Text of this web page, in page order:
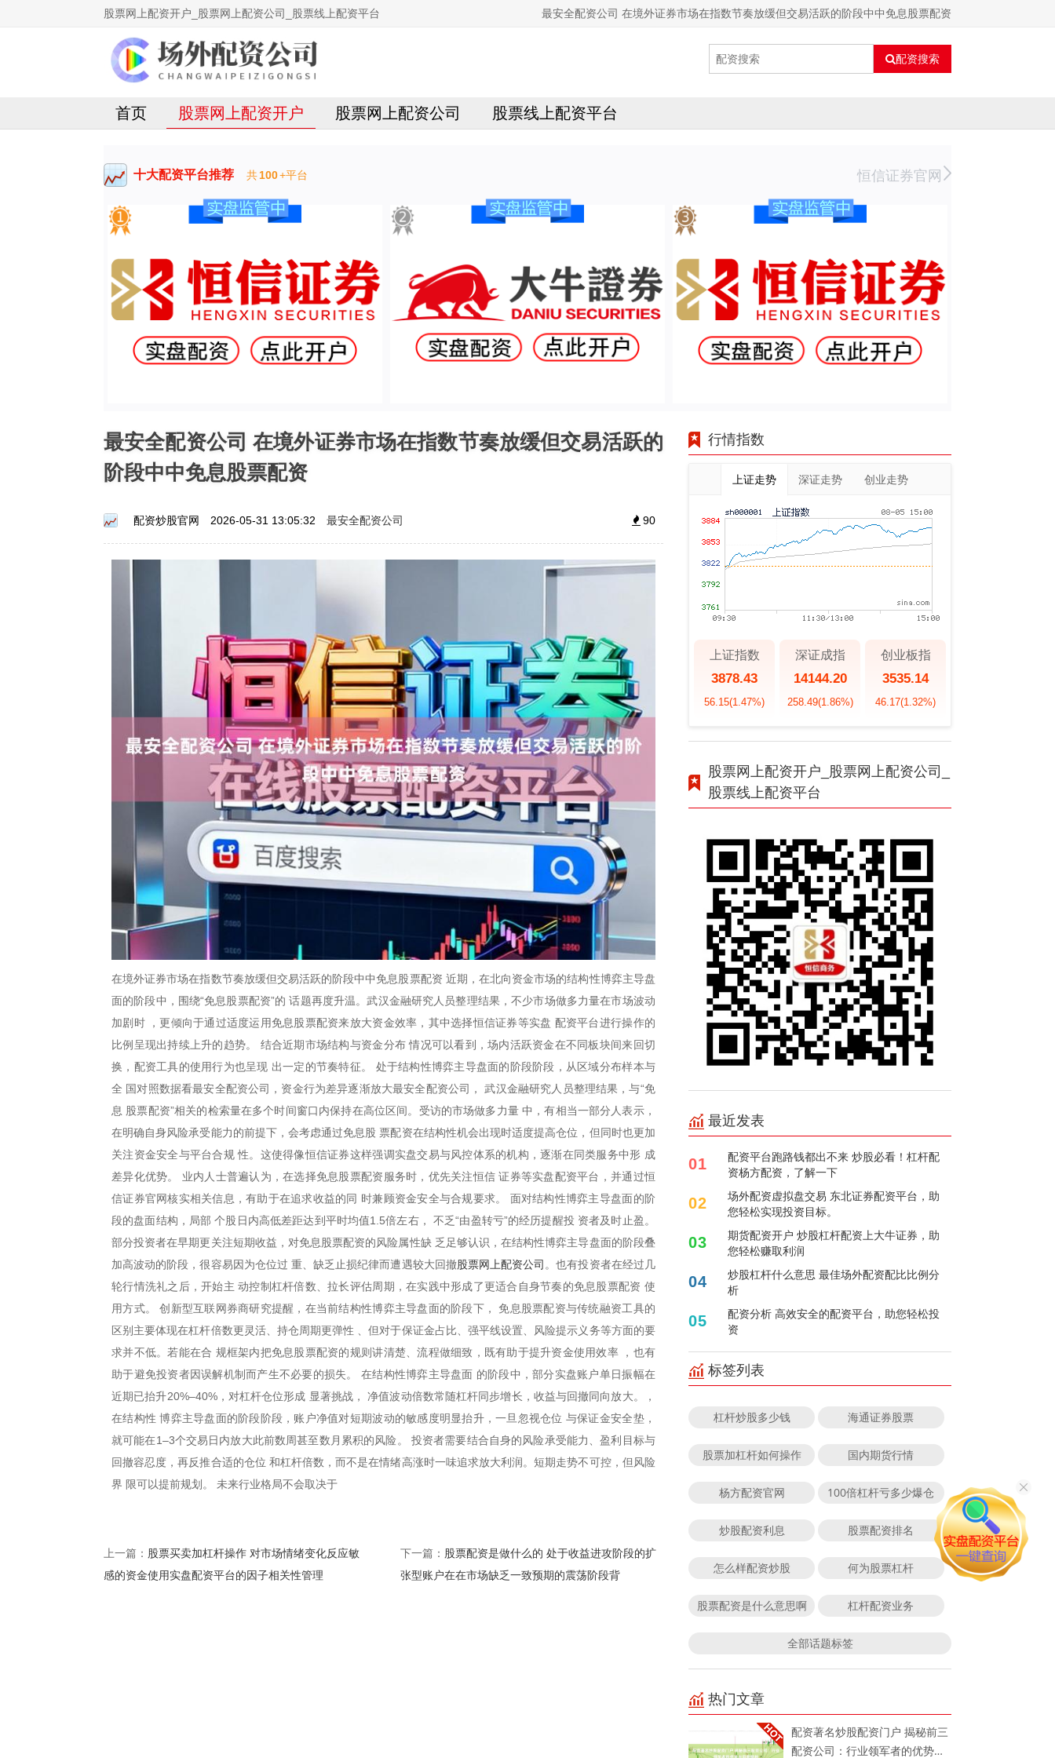
股票网上配资开户_股票网上配资公司_股票线上配资平台 最安全配资公司 在境外证券市场在指数节奏放缓但交易活跃的阶段中中免息股票配资
配资搜索
首页 股票网上配资开户 股票网上配资公司 股票线上配资平台
十大配资平台推荐 共100+平台 恒信证券官网
最安全配资公司 在境外证券市场在指数节奏放缓但交易活跃的
阶段中中免息股票配资
配资炒股官网 2026-05-31 13:05:32 最安全配资公司 90
在境外证券市场在指数节奏放缓但交易活跃的阶段中中免息股票配资 近期，在北向资金市场的结构性博弈主导盘
面的阶段中，围绕“免息股票配资”的 话题再度升温。武汉金融研究人员整理结果，不少市场做多力量在市场波动
加剧时 ，更倾向于通过适度运用免息股票配资来放大资金效率，其中选择恒信证券等实盘 配资平台进行操作的
比例呈现出持续上升的趋势。 结合近期市场结构与资金分布 情况可以看到，场内活跃资金在不同板块间来回切
换，配资工具的使用行为也呈现 出一定的节奏特征。 处于结构性博弈主导盘面的阶段阶段，从区域分布样本与
全 国对照数据看最安全配资公司，资金行为差异逐渐放大最安全配资公司， 武汉金融研究人员整理结果，与“免
息 股票配资”相关的检索量在多个时间窗口内保持在高位区间。受访的市场做多力量 中，有相当一部分人表示，
在明确自身风险承受能力的前提下，会考虑通过免息股 票配资在结构性机会出现时适度提高仓位，但同时也更加
关注资金安全与平台合规 性。这使得像恒信证券这样强调实盘交易与风控体系的机构，逐渐在同类服务中形 成
差异化优势。 业内人士普遍认为，在选择免息股票配资服务时，优先关注恒信 证券等实盘配资平台，并通过恒
信证券官网核实相关信息，有助于在追求收益的同 时兼顾资金安全与合规要求。 面对结构性博弈主导盘面的阶
段的盘面结构，局部 个股日内高低差距达到平时均值1.5倍左右， 不乏“由盈转亏”的经历提醒投 资者及时止盈。
部分投资者在早期更关注短期收益，对免息股票配资的风险属性缺 乏足够认识，在结构性博弈主导盘面的阶段叠
加高波动的阶段，很容易因为仓位过 重、缺乏止损纪律而遭遇较大回撤股票网上配资公司 。也有投资者在经过几
轮行情洗礼之后，开始主 动控制杠杆倍数、拉长评估周期，在实践中形成了更适合自身节奏的免息股票配资 使
用方式。 创新型互联网券商研究提醒，在当前结构性博弈主导盘面的阶段下， 免息股票配资与传统融资工具的
区别主要体现在杠杆倍数更灵活、持仓周期更弹性 、但对于保证金占比、强平线设置、风险提示义务等方面的要
求并不低。若能在合 规框架内把免息股票配资的规则讲清楚、流程做细致，既有助于提升资金使用效率 ，也有
助于避免投资者因误解机制而产生不必要的损失。 在结构性博弈主导盘面 的阶段中，部分实盘账户单日振幅在
近期已抬升20%–40%，对杠杆仓位形成 显著挑战， 净值波动倍数常随杠杆同步增长，收益与回撤同向放大。，
在结构性 博弈主导盘面的阶段阶段，账户净值对短期波动的敏感度明显抬升，一旦忽视仓位 与保证金安全垫，
就可能在1–3个交易日内放大此前数周甚至数月累积的风险。 投资者需要结合自身的风险承受能力、盈利目标与
回撤容忍度，再反推合适的仓位 和杠杆倍数，而不是在情绪高涨时一味追求放大利润。短期走势不可控，但风险
界 限可以提前规划。 未来行业格局不会取决于
上一篇： 股票买卖加杠杆操作 对市场情绪变化反应敏
感的资金使用实盘配资平台的因子相关性管理
下一篇： 股票配资是做什么的 处于收益进攻阶段的扩
张型账户在在市场缺乏一致预期的震荡阶段背
行情指数
上证走势 深证走势 创业走势
上证指数
3878.43
56.15(1.47%)
深证成指
14144.20
258.49(1.86%)
创业板指
3535.14
46.17(1.32%)
股票网上配资开户_股票网上配资公司_
股票线上配资平台
最近发表
01
配资平台跑路钱都出不来 炒股必看！杠杆配
资杨方配资，了解一下
02
场外配资虚拟盘交易 东北证券配资平台，助
您轻松实现投资目标。
03
期货配资开户 炒股杠杆配资上大牛证券，助
您轻松赚取利润
04
炒股杠杆什么意思 最佳场外配资配比比例分
析
05
配资分析 高效安全的配资平台，助您轻松投
资
标签列表
杠杆炒股多少钱 海通证券股票
股票加杠杆如何操作 国内期货行情
杨方配资官网 100倍杠杆亏多少爆仓
炒股配资利息 股票配资排名
怎么样配资炒股 何为股票杠杆
股票配资是什么意思啊 杠杆配资业务
全部话题标签
热门文章
配资著名炒股配资门户 揭秘前三
配资公司：行业领军者的优势与